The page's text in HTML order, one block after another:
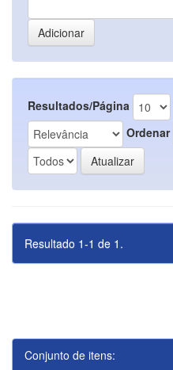
Resultados/Página
Ordenar
Resultado 1-1 de 1.
Conjunto de itens: